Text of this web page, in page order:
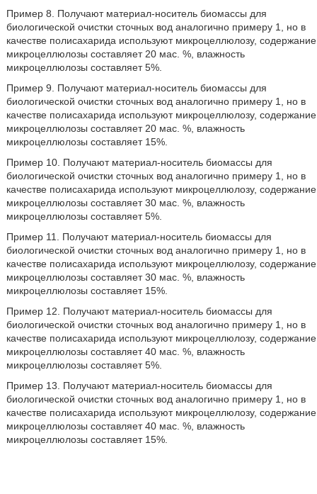
Пример 8. Получают материал-носитель биомассы для
биологической очистки сточных вод аналогично примеру 1, но в
качестве полисахарида используют микроцеллюлозу, содержание
микроцеллюлозы составляет 20 мас. %, влажность
микроцеллюлозы составляет 5%.
Пример 9. Получают материал-носитель биомассы для
биологической очистки сточных вод аналогично примеру 1, но в
качестве полисахарида используют микроцеллюлозу, содержание
микроцеллюлозы составляет 20 мас. %, влажность
микроцеллюлозы составляет 15%.
Пример 10. Получают материал-носитель биомассы для
биологической очистки сточных вод аналогично примеру 1, но в
качестве полисахарида используют микроцеллюлозу, содержание
микроцеллюлозы составляет 30 мас. %, влажность
микроцеллюлозы составляет 5%.
Пример 11. Получают материал-носитель биомассы для
биологической очистки сточных вод аналогично примеру 1, но в
качестве полисахарида используют микроцеллюлозу, содержание
микроцеллюлозы составляет 30 мас. %, влажность
микроцеллюлозы составляет 15%.
Пример 12. Получают материал-носитель биомассы для
биологической очистки сточных вод аналогично примеру 1, но в
качестве полисахарида используют микроцеллюлозу, содержание
микроцеллюлозы составляет 40 мас. %, влажность
микроцеллюлозы составляет 5%.
Пример 13. Получают материал-носитель биомассы для
биологической очистки сточных вод аналогично примеру 1, но в
качестве полисахарида используют микроцеллюлозу, содержание
микроцеллюлозы составляет 40 мас. %, влажность
микроцеллюлозы составляет 15%.